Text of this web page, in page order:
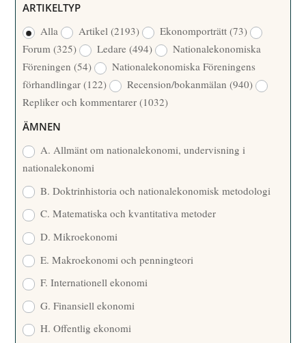
/
Å
R
R
F
A
T
T
A
R
ARTIKELTYP
Alla
Artikel(2193) Ekonomporträtt(73)
Forum(325) Ledare(494)
Nationalekonomiska
Föreningen(54)
Nationalekonomiska Föreningens
förhandlingar(122) Recension/bokanmälan(940)
Repliker och kommentarer(1032)
ÄMNEN
A. Allmänt om nationalekonomi, undervisning i
nationalekonomi
B. Doktrinhistoria och nationalekonomisk metodologi
C. Matematiska och kvantitativa metoder
D. Mikroekonomi
E. Makroekonomi och penningteori
F. Internationell ekonomi
G. Finansiell ekonomi
H. Offentlig ekonomi